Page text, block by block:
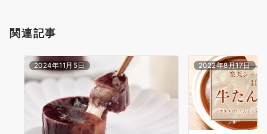
関連記事
2024年11月5日 2022年8月17日